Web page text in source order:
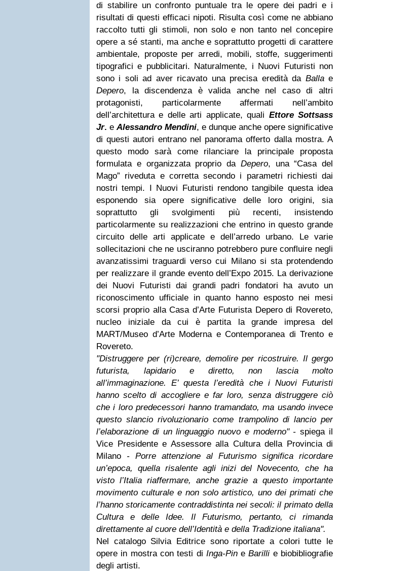
di stabilire un confronto puntuale tra le opere dei padri e i
risultati di questi efficaci nipoti. Risulta così come ne abbiano
raccolto tutti gli stimoli, non solo e non tanto nel concepire
opere a sé stanti, ma anche e soprattutto progetti di carattere
ambientale, proposte per arredi, mobili, stoffe, suggerimenti
tipografici e pubblicitari. Naturalmente, i Nuovi Futuristi non
sono i soli ad aver ricavato una precisa eredità da Ballae
Depero, la discendenza è valida anche nel caso di altri
protagonisti, particolarmente affermati nell’ambito
dell’architettura e delle arti applicate, quali Ettore Sottsass
Jr. eAlessandro Mendini, e dunque anche opere significative
di questi autori entrano nel panorama offerto dalla mostra. A
questo modo sarà come rilanciare la principale proposta
formulata e organizzata proprio da Depero, una “Casa del
Mago” riveduta e corretta secondo i parametri richiesti dai
nostri tempi. I Nuovi Futuristi rendono tangibile questa idea
esponendo sia opere significative delle loro origini, sia
soprattutto gli svolgimenti più recenti, insistendo
particolarmente su realizzazioni che entrino in questo grande
circuito delle arti applicate e dell’arredo urbano. Le varie
sollecitazioni che ne usciranno potrebbero pure confluire negli
avanzatissimi traguardi verso cui Milano si sta protendendo
per realizzare il grande evento dell’Expo 2015. La derivazione
dei Nuovi Futuristi dai grandi padri fondatori ha avuto un
riconoscimento ufficiale in quanto hanno esposto nei mesi
scorsi proprio alla Casa d’Arte Futurista Depero di Rovereto,
nucleo iniziale da cui è partita la grande impresa del
MART/Museo d’Arte Moderna e Contemporanea di Trento e
Rovereto.
"Distruggere per (ri)creare, demolire per ricostruire. Il gergo
futurista, lapidario e diretto, non lascia molto
all’immaginazione. E’ questa l’eredità che i Nuovi Futuristi
hanno scelto di accogliere e far loro, senza distruggere ciò
che i loro predecessori hanno tramandato, ma usando invece
questo slancio rivoluzionario come trampolino di lancio per
l’elaborazione di un linguaggio nuovo e moderno" -spiega il
Vice Presidente e Assessore alla Cultura della Provincia di
Milano - Porre attenzione al Futurismo significa ricordare
un’epoca, quella risalente agli inizi del Novecento, che ha
visto l’Italia riaffermare, anche grazie a questo importante
movimento culturale e non solo artistico, uno dei primati che
l’hanno storicamente contraddistinta nei secoli: il primato della
Cultura e delle Idee. Il Futurismo, pertanto, ci rimanda
direttamente al cuore dell’Identità e della Tradizione italiana".
Nel catalogo Silvia Editrice sono riportate a colori tutte le
opere in mostra con testi di Inga-PineBarilli e biobibliografie
degli artisti.